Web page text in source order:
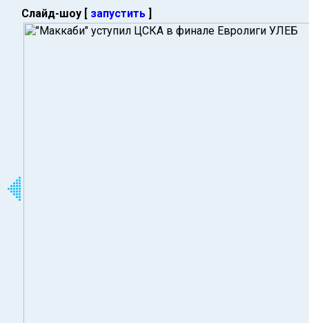
Слайд-шоу [ запустить ]